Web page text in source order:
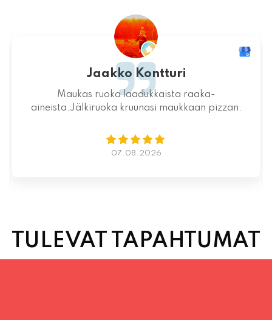
Jaakko Kontturi
Maukas ruoka laadukkaista raaka-
aineista.Jälkiruoka kruunasi maukkaan pizzan.
07.08.2026
TULEVAT TAPAHTUMAT